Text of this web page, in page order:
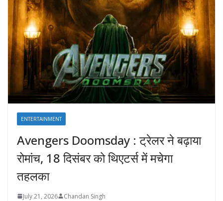
ENTERTAINMENT
Avengers Doomsday : ट्रेलर ने बढ़ाया
रोमांच, 18 दिसंबर को थिएटर्स में मचेगा
तहलका
July 21, 2026 Chandan Singh